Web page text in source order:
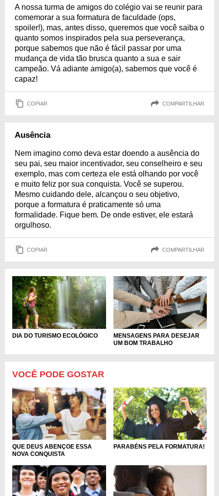
A nossa turma de amigos do colégio vai se reunir para
comemorar a sua formatura de faculdade (ops,
spoiler!), mas, antes disso, queremos que você saiba o
quanto somos inspirados pela sua perseverança,
porque sabemos que não é fácil passar por uma
mudança de vida tão brusca quanto a sua e sair
campeão. Vá adiante amigo(a), sabemos que você é
capaz!
COPIAR COMPARTILHAR
Ausência
Nem imagino como deva estar doendo a ausência do
seu pai, seu maior incentivador, seu conselheiro e seu
exemplo, mas com certeza ele está olhando por você
e muito feliz por sua conquista. Você se superou.
Mesmo cuidando dele, alcançou o seu objetivo,
porque a formatura é praticamente só uma
formalidade. Fique bem. De onde estiver, ele estará
orgulhoso.
COPIAR COMPARTILHAR
DIA DO TURISMO ECOLÓGICO
MENSAGENS PARA DESEJAR
UM BOM TRABALHO
VOCÊ PODE GOSTAR
QUE DEUS ABENÇOE ESSA
NOVA CONQUISTA
PARABÉNS PELA FORMATURA!